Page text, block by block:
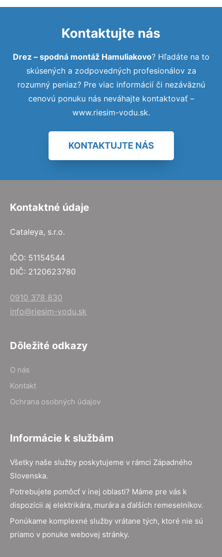
Kontaktujte nás
Drez – spodná montáž Hamuliakovo? Hľadáte na to
skúsených a zodpovedných profesionálov za
rozumný peniaz? Pre viac informácií či nezáväznú
cenovú ponuku nás neváhajte kontaktovať –
www.riesim-vodu.sk.
KONTAKTUJTE NÁS
Kontaktné údaje
Cataleya, s.r.o.
IČO: 51154544
DIČ: 2120623780
0910 378 830
info@riesim-vodu.sk
Dôležité odkazy
O nás
Kontakt
Ochrana osobných údajov
Informácie k službám
Všetky naše služby poskytujeme v rámci Západného
Slovenska.
Potrebujete pomôcť v inej oblasti? Máme pre vás k
dispozícii aj elektrikára, murára a ďalších remeselníkov.
Ponúkame komplexné služby vrátane tých, ktoré nie sú
priamo v ponuke webovej stránky.